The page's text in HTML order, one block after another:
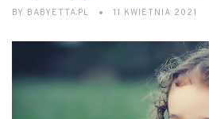
BY BABYETTA.PL 11 KWIETNIA 2021